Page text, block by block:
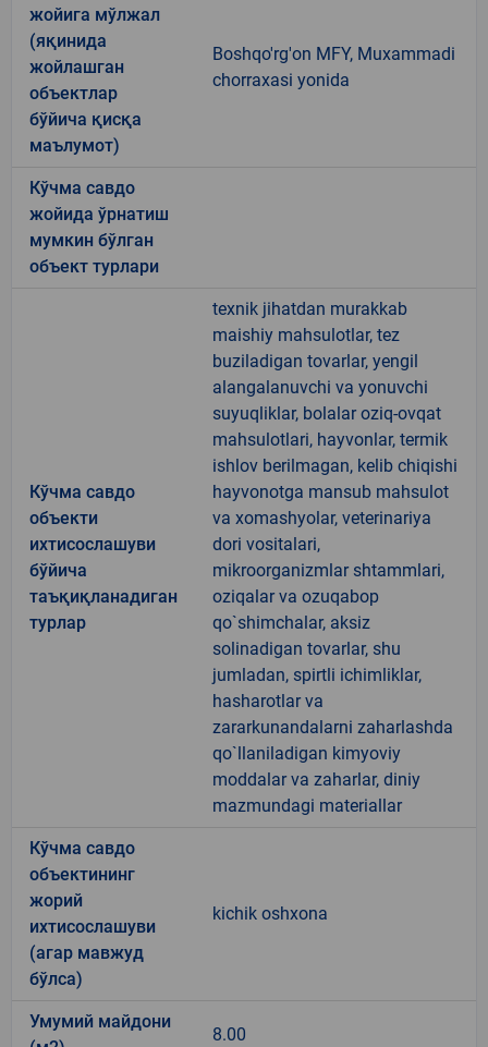
жойига мўлжал
(яқинида
жойлашган
объектлар
бўйича қисқа
маълумот)
Boshqo'rg'on MFY, Muxammadi
chorraxasi yonida
Кўчма савдо
жойида ўрнатиш
мумкин бўлган
объект турлари
Кўчма савдо
объекти
ихтисослашуви
бўйича
таъқиқланадиган
турлар
texnik jihatdan murakkab
maishiy mahsulotlar, tez
buziladigan tovarlar, yengil
alangalanuvchi va yonuvchi
suyuqliklar, bolalar oziq-ovqat
mahsulotlari, hayvonlar, termik
ishlov berilmagan, kelib chiqishi
hayvonotga mansub mahsulot
va xomashyolar, veterinariya
dori vositalari,
mikroorganizmlar shtammlari,
oziqalar va ozuqabop
qo`shimchalar, aksiz
solinadigan tovarlar, shu
jumladan, spirtli ichimliklar,
hasharotlar va
zararkunandalarni zaharlashda
qo`llaniladigan kimyoviy
moddalar va zaharlar, diniy
mazmundagi materiallar
Кўчма савдо
объектининг
жорий
ихтисослашуви
(агар мавжуд
бўлса)
kichik oshxona
Умумий майдони
8.00